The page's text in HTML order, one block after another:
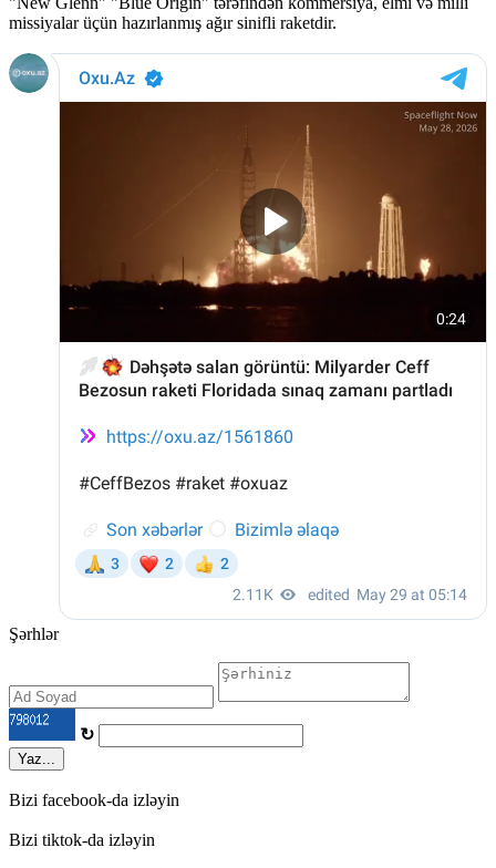
missiyalar üçün hazırlanmış ağır sinifli raketdir.
Şərhlər
↻
Yaz...
Bizi facebook-da izləyin
Bizi tiktok-da izləyin